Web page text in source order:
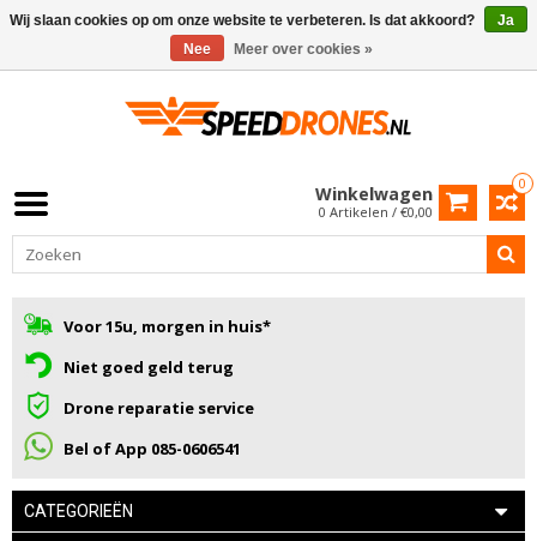
0
Winkelwagen
0 Artikelen / €0,00
Voor 15u, morgen in huis*
Niet goed geld terug
Drone reparatie service
Bel of App 085-0606541
CATEGORIEËN
Wij slaan cookies op om onze website te verbeteren. Is dat akkoord?
Ja
Nee
Meer over cookies »